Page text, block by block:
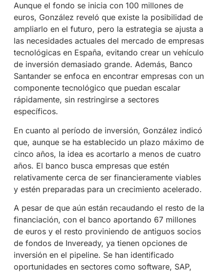
Aunque el fondo se inicia con 100 millones de
euros, González reveló que existe la posibilidad de
ampliarlo en el futuro, pero la estrategia se ajusta a
las necesidades actuales del mercado de empresas
tecnológicas en España, evitando crear un vehículo
de inversión demasiado grande. Además, Banco
Santander se enfoca en encontrar empresas con un
componente tecnológico que puedan escalar
rápidamente, sin restringirse a sectores
específicos.
En cuanto al período de inversión, González indicó
que, aunque se ha establecido un plazo máximo de
cinco años, la idea es acortarlo a menos de cuatro
años. El banco busca empresas que estén
relativamente cerca de ser financieramente viables
y estén preparadas para un crecimiento acelerado.
A pesar de que aún están recaudando el resto de la
financiación, con el banco aportando 67 millones
de euros y el resto proviniendo de antiguos socios
de fondos de Inveready, ya tienen opciones de
inversión en el pipeline. Se han identificado
oportunidades en sectores como software, SAP,